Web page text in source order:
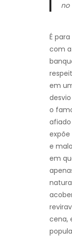
no
É
com
em
o
expõe
e
em
cena,